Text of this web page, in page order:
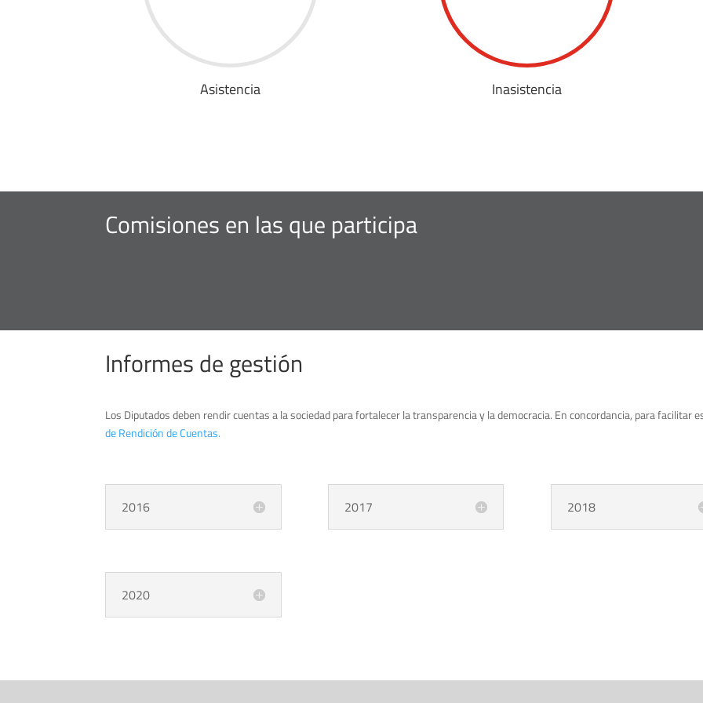
Asistencia Inasistencia
Comisiones en las que participa
Informes de gestión
Los Diputados deben rendir cuentas a la sociedad para fortalecer la transparencia y la democracia. En concordancia, para
de Rendición de Cuentas.
2016 2017 2018
2020